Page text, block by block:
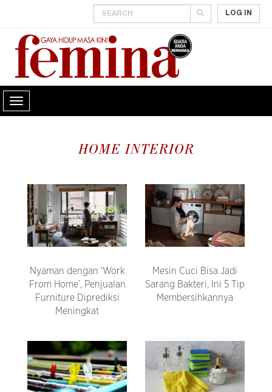
LOG IN
HOME INTERIOR
Nyaman dengan ‘Work
From Home’, Penjualan
Furniture Diprediksi
Meningkat
Mesin Cuci Bisa Jadi
Sarang Bakteri, Ini 5 Tip
Membersihkannya